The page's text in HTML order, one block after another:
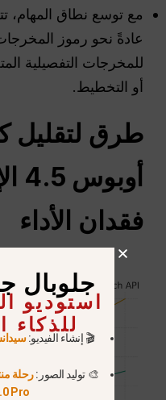
مع توسع نطاق المهام،
عادةً نحو رموز
للمخرجات التفصيلية
أو التخطيط.
طرق لتقليل
أوبوس
فقدان الأداء
جلوبال
استوديو
للذكاء
🎬 إنشاء الفيديو:
🎨 توليد الصور:رحلة
Pro